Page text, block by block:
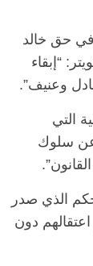
حق خالد
“إبقاء
وعنيف”.
التي
عن سلوك
الذي صدر
دون